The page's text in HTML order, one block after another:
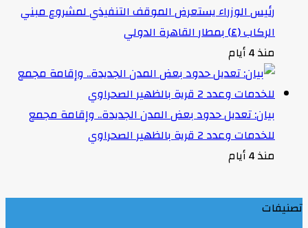
رئيس الوزراء يستعرض الموقف التنفيذي لمشروع مبني
الركاب (٤) بمطار القاهرة الدولي
منذ 4 أيام
بيان: تعديل حدود بعض المدن الجديدة.. وإقامة مجمع
للخدمات وعدد 2 قرية بالظهير الصحراوي
منذ 4 أيام
تصنيفات